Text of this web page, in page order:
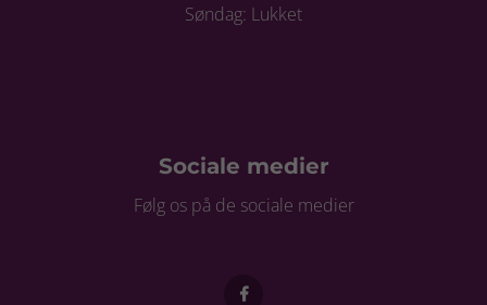
Søndag: Lukket
Sociale medier
Følg os på de sociale medier